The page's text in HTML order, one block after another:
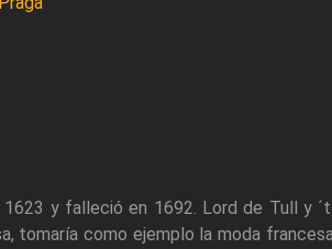
y falleció en 1692. Lord de Tull y ´t
tomaría como ejemplo la moda